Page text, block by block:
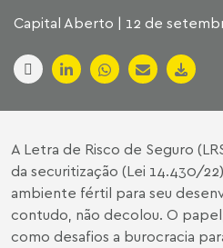
Capital Aberto | 12 de
A Letra de Risco de Seguro
da securitização (Lei 14.430/
ambiente fértil para seu
contudo, não decolou. O
como desafios a burocracia